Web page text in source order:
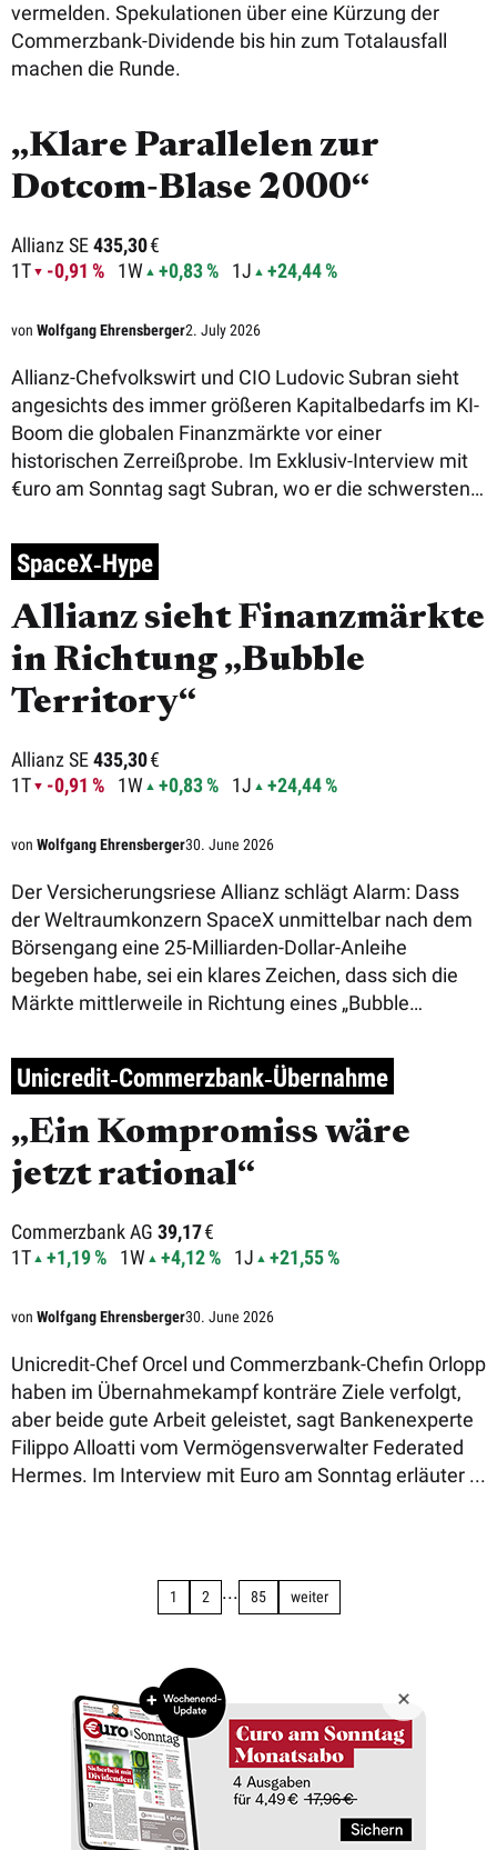
vermelden. Spekulationen über eine Kürzung der
Commerzbank-Dividende bis hin zum Totalausfall
machen die Runde.
„Klare Parallelen zur
Dotcom‑Blase 2000“
Allianz SE435,30€
1T
-0,91 % 1W +0,83 % 1J +24,44 %
von Wolfgang Ehrensberger2. July 2026
Allianz-Chefvolkswirt und CIO Ludovic Subran sieht
angesichts des immer größeren Kapitalbedarfs im KI-
Boom die globalen Finanzmärkte vor einer
historischen Zerreißprobe. Im Exklusiv-Interview mit
€uro am Sonntag sagt Subran, wo er die schwersten
SpaceX‑Hype
Allianz sieht Finanzmärkte
in Richtung „Bubble
Territory“
Allianz SE435,30€
1T
-0,91 % 1W +0,83 % 1J +24,44 %
von Wolfgang Ehrensberger30. June 2026
Der Versicherungsriese Allianz schlägt Alarm: Dass
der Weltraumkonzern SpaceX unmittelbar nach dem
Börsengang eine 25-Milliarden-Dollar-Anleihe
begeben habe, sei ein klares Zeichen, dass sich die
Märkte mittlerweile in Richtung eines „Bubble
Unicredit‑Commerzbank‑Übernahme
„Ein Kompromiss wäre
jetzt rational“
Commerzbank AG 39,17€
1T
+1,19 % 1W +4,12 % 1J +21,55 %
von Wolfgang Ehrensberger30. June 2026
Unicredit-Chef Orcel und Commerzbank-Chefin Orlopp
haben im Übernahmekampf konträre Ziele verfolgt,
aber beide gute Arbeit geleistet, sagt Bankenexperte
Filippo Alloatti vom Vermögensverwalter Federated
Hermes. Im Interview mit Euro am Sonntag erläuter ...
1 2 ... 85 weiter
Copyright © 2026 Börsenmedien AG
Impressum
Datenschutz
AGB
Barrierefreiheit
Privatsphäre-Einstellungen